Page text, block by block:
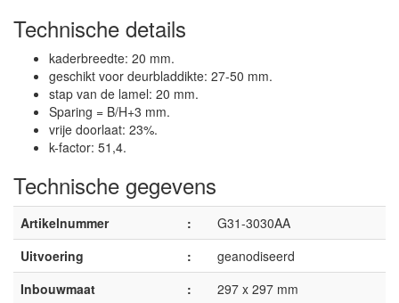
Technische details
kaderbreedte: 20 mm.
geschikt voor deurbladdikte: 27-50 mm.
stap van de lamel: 20 mm.
Sparing = B/H+3 mm.
vrije doorlaat: 23%.
k-factor: 51,4.
Technische gegevens
Artikelnummer :
G31-3030AA
Uitvoering
:
geanodiseerd
Inbouwmaat
:
297 x 297 mm